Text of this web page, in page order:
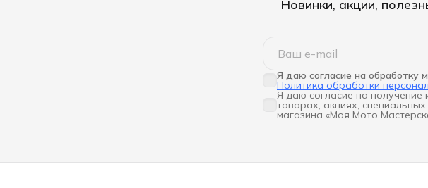
Новинки, акции,
Я даю согласие на обработку
Политика обработки
Я даю согласие на
товарах, акциях,
магазина «Моя Мото